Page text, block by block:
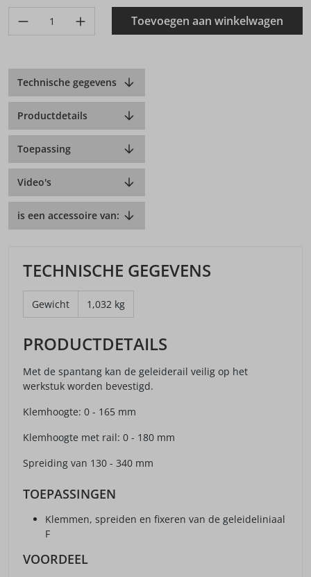
Produkt Anzahl: Gib den gewünschten Wert ein oder
Toevoegen aan winkelwagen
Technische gegevens
Productdetails
Toepassing
Video's
is een accessoire van:
TECHNISCHE GEGEVENS
Gewicht 1,032 kg
PRODUCTDETAILS
Met de spantang kan de geleiderail veilig op het
werkstuk worden bevestigd.
Klemhoogte: 0 - 165 mm
Klemhoogte met rail: 0 - 180 mm
Spreiding van 130 - 340 mm
TOEPASSINGEN
Klemmen, spreiden en fixeren van de geleideliniaal
F
VOORDEEL